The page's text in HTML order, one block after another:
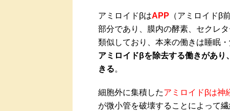
アミロイドβはAPP （アミロイドβ
部分であり、膜内の酵素、セクレ
類似しており、本来の働きは睡眠
アミロイドβを除去する働きがあ
きる。
細胞外に集積したアミロイドβは神
が微小管を破壊することによって